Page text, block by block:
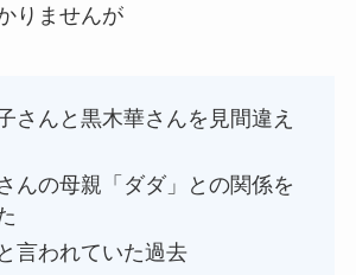
りませんが
さんと黒木華さんを見間違え
んの母親「ダダ」との関係を
言われていた過去